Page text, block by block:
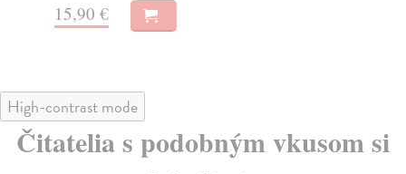
15,90 €
High-contrast mode
Čitatelia s podobným vkusom si